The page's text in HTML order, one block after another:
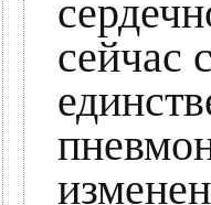
сейчас